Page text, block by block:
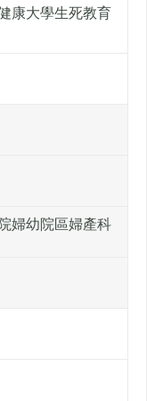
康大學生死教育
婦幼院區婦產科